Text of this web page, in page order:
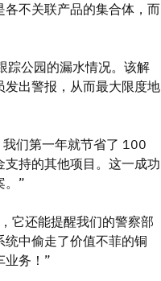
不关联产品的集合体，而
踪公园的漏水情况。该解
出警报，从而最大限度地
们第一年就节省了 100
持的其他项目。这一成功
。”
它还能提醒我们的警察部
中偷走了价值不菲的铜
业务！”